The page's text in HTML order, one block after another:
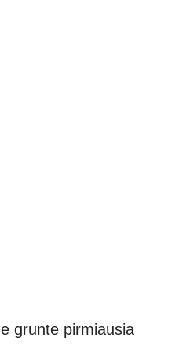
grunte pirmiausia